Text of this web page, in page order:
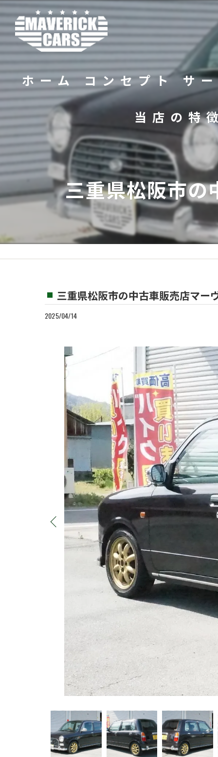
ホーム コンセプト サ
当店の特
バイク
販売
修理
カスタム
三重県松阪市の
三重県松阪市の中古車販売店マー
2025/04/14